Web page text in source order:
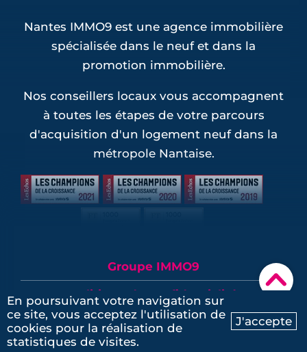
Ma recherche Contactez-nous
▾
Nantes IMMO9 est une agence immobilière
spécialisée dans le neuf et dans la
promotion immobilière.
Nos conseillers locaux vous accompagnent
à toutes les étapes de votre parcours
d'acquisition d'un logement neuf dans la
métropole Nantaise.
Groupe IMMO9
Politique de confidentialité
Mentions légales
En poursuivant votre navigation sur
ce site, vous acceptez l'utilisation de
cookies pour la réalisation de
statistiques de visites.
J'accepte